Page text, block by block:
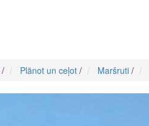
/ Plānot un ceļot / Maršruti /